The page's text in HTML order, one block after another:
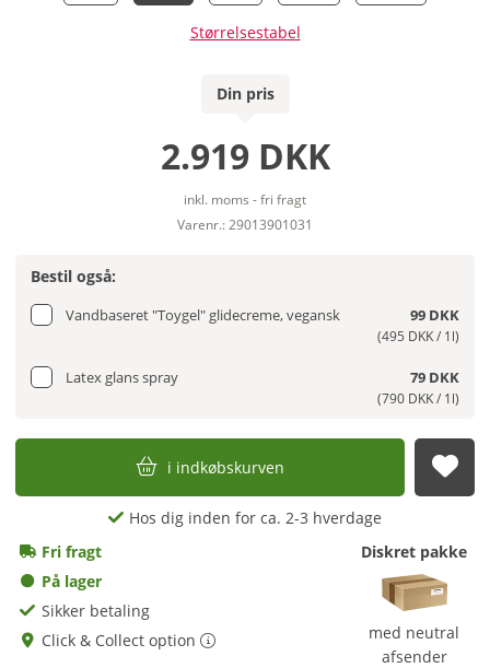
Størrelsestabel
Din pris
2.919 DKK
inkl. moms - fri fragt
Varenr.: 29013901031
Bestil også:
Vandbaseret "Toygel" glidecreme, vegansk 99 DKK
(495 DKK / 1l)
Latex glans spray 79 DKK
(790 DKK / 1l)
i indkøbskurven
Hos dig inden for ca. 2-3 hverdage
Fri fragt
På lager
Sikker betaling
Click & Collect option
Diskret pakke
med neutral
afsender